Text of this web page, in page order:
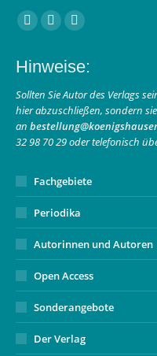
Finden Sie uns auf:
Facebook
opens
in
new
window
Instagram
opens
in
new
window
E-
page
opens
in
new
window
Hinweise:
Sollten Sie Autor des Verlags
hier abzuschließen, sondern
an
32 98 70 29 oder telefonisch
Fachgebiete
Periodika
Autorinnen und Autoren
Open Access
Sonderangebote
Der Verlag